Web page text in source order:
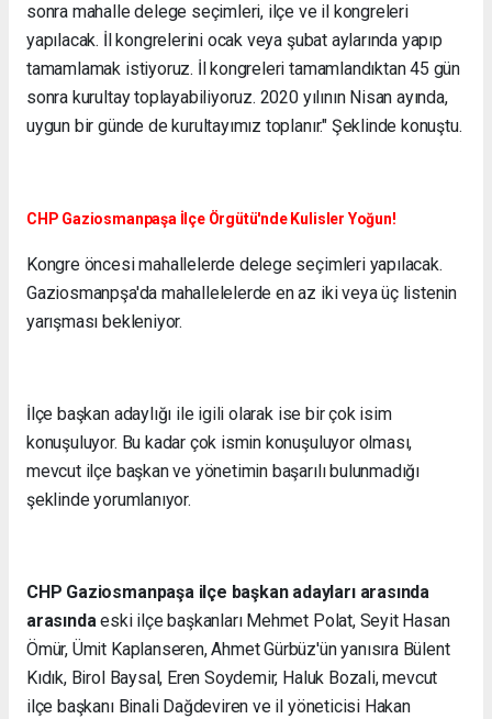
sonra mahalle delege seçimleri, ilçe ve il kongreleri
yapılacak. İl kongrelerini ocak veya şubat aylarında yapıp
tamamlamak istiyoruz. İl kongreleri tamamlandıktan 45 gün
sonra kurultay toplayabiliyoruz. 2020 yılının Nisan ayında,
uygun bir günde de kurultayımız toplanır." Şeklinde konuştu.
CHP Gaziosmanpaşa İlçe Örgütü'nde Kulisler Yoğun!
Kongre öncesi mahallelerde delege seçimleri yapılacak.
Gaziosmanpşa'da mahallelelerde en az iki veya üç listenin
yarışması bekleniyor.
İlçe başkan adaylığı ile igili olarak ise bir çok isim
konuşuluyor. Bu kadar çok ismin konuşuluyor olması,
mevcut ilçe başkan ve yönetimin başarılı bulunmadığı
şeklinde yorumlanıyor.
CHP Gaziosmanpaşa ilçe başkan adayları arasında
arasındaeski ilçe başkanları Mehmet Polat, Seyit Hasan
Ömür, Ümit Kaplanseren, Ahmet Gürbüz'ün yanısıra Bülent
Kıdık, Birol Baysal, Eren Soydemir, Haluk Bozali, mevcut
ilçe başkanı Binali Dağdeviren ve il yöneticisi Hakan